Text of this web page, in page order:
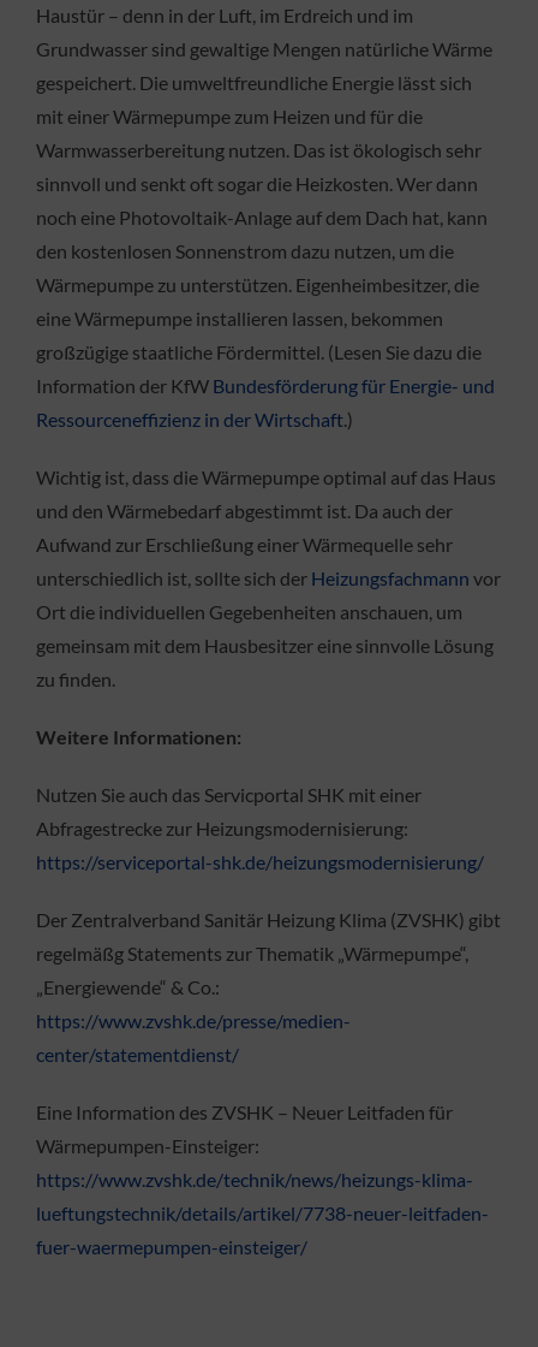
Haustür – denn in der Luft, im Erdreich und im
Grundwasser sind gewaltige Mengen natürliche Wärme
gespeichert. Die umweltfreundliche Energie lässt sich
mit einer Wärmepumpe zum Heizen und für die
Warmwasserbereitung nutzen. Das ist ökologisch sehr
sinnvoll und senkt oft sogar die Heizkosten. Wer dann
noch eine Photovoltaik-Anlage auf dem Dach hat, kann
den kostenlosen Sonnenstrom dazu nutzen, um die
Wärmepumpe zu unterstützen. Eigenheimbesitzer, die
eine Wärmepumpe installieren lassen, bekommen
großzügige staatliche Fördermittel. (Lesen Sie dazu die
Information der KfW Bundesförderung für Energie- und
Ressourceneffizienz in der Wirtschaft.)
Wichtig ist, dass die Wärmepumpe optimal auf das Haus
und den Wärmebedarf abgestimmt ist. Da auch der
Aufwand zur Erschließung einer Wärmequelle sehr
unterschiedlich ist, sollte sich der Heizungsfachmann vor
Ort die individuellen Gegebenheiten anschauen, um
gemeinsam mit dem Hausbesitzer eine sinnvolle Lösung
zu finden.
Weitere Informationen:
Nutzen Sie auch das Servicportal SHK mit einer
Abfragestrecke zur Heizungsmodernisierung:
https://serviceportal-shk.de/heizungsmodernisierung/
Der Zentralverband Sanitär Heizung Klima (ZVSHK) gibt
regelmäßg Statements zur Thematik „Wärmepumpe“,
„Energiewende“ & Co.:
https://www.zvshk.de/presse/medien-
center/statementdienst/
Eine Information des ZVSHK – Neuer Leitfaden für
Wärmepumpen-Einsteiger:
https://www.zvshk.de/technik/news/heizungs-klima-
lueftungstechnik/details/artikel/7738-neuer-leitfaden-
fuer-waermepumpen-einsteiger/